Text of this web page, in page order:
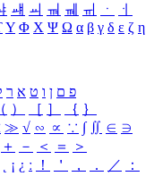
ㆈ ㆉ ㆊ ㆋ ㆌ ㆍ
ㆎ
Υ Φ Χ Ψ Ω α β γ δ ε ζ η
פ ם ן ו ט א ר
（ ） ［ ］ ｛ ｝
≫ √ ∽ ∝ ∵ ∫ ∬ ∈ ∋
＋ － ＜ ＝
＞
¡ ¿ ː ！ ＇ ， ． ／
：